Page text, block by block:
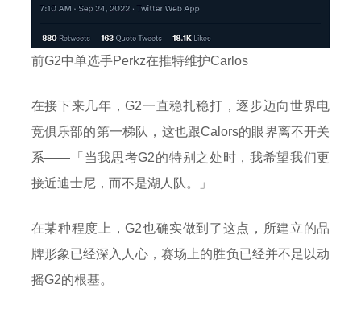
前G2中单选手Perkz在推特维护Carlos
在接下来几年，G2一直稳扎稳打，逐步迈向世界电
竞俱乐部的第一梯队，这也跟Calors的眼界离不开关
系——「当我思考G2的特别之处时，我希望我们更
接近迪士尼，而不是湖人队。」
在某种程度上，G2也确实做到了这点，所建立的品
牌形象已经深入人心，赛场上的胜负已经并不足以动
摇G2的根基。